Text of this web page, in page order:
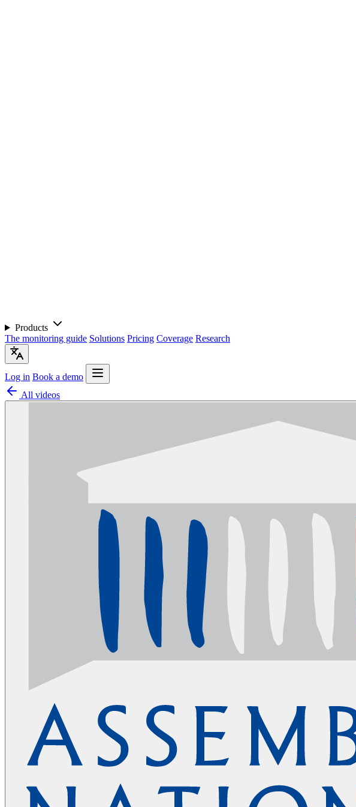
Products
The monitoring guide Solutions Pricing Coverage Research
Log in Book a demo
All videos